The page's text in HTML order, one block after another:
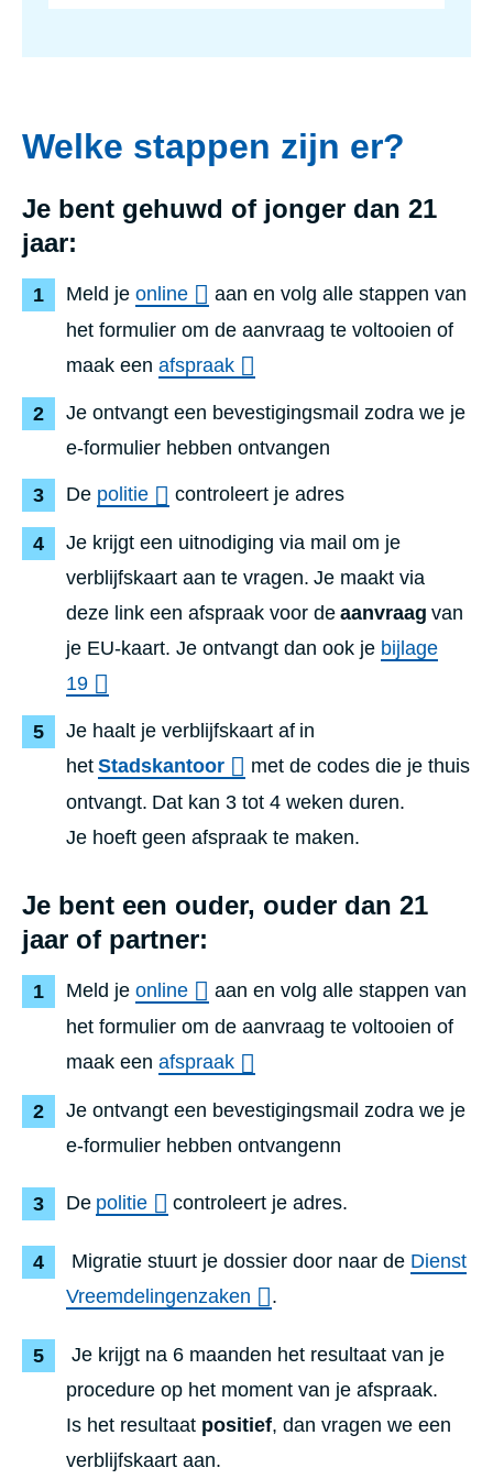
1
J
n
t
n
e
Welke stappen zijn er?
Je bent gehuwd of jonger dan 21
jaar:
Meld je online
aan en volg alle stappen van
het formulier om de aanvraag te voltooien of
maak een afspraak
Je ontvangt een bevestigingsmail zodra we je
e-formulier hebben ontvangen
De politie controleert je adres
Je krijgt een uitnodiging via mail om je
verblijfskaart aan te vragen. Je maakt via
deze link een afspraak voor de aanvraag van
je EU-kaart. Je ontvangt dan ook je bijlage
19
Je haalt je verblijfskaart af in
het Stadskantoor
met de codes die je thuis
ontvangt. Dat kan 3 tot 4 weken duren.
Je hoeft geen afspraak te maken.
Je bent een ouder, ouder dan 21
jaar of partner:
Meld je online
aan en volg alle stappen van
het formulier om de aanvraag te voltooien of
maak een afspraak
Je ontvangt een bevestigingsmail zodra we je
e-formulier hebben ontvangenn
De politie controleert je adres.
Migratie stuurt je dossier door naar de Dienst
Vreemdelingenzaken
.
Je krijgt na 6 maanden het resultaat van je
procedure op het moment van je afspraak.
Is het resultaat positief, dan vragen we een
verblijfskaart aan.